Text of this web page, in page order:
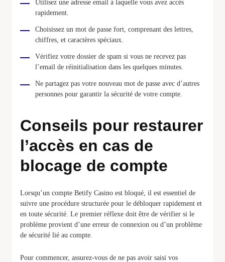
Utilisez une adresse email à laquelle vous avez accès
rapidement.
Choisissez un mot de passe fort, comprenant des lettres,
chiffres, et caractères spéciaux.
Vérifiez votre dossier de spam si vous ne recevez pas
l’email de réinitialisation dans les quelques minutes.
Ne partagez pas votre nouveau mot de passe avec d’autres
personnes pour garantir la sécurité de votre compte.
Conseils pour restaurer
l’accès en cas de
blocage de compte
Lorsqu’un compte Betify Casino est bloqué, il est essentiel de
suivre une procédure structurée pour le débloquer rapidement et
en toute sécurité. Le premier réflexe doit être de vérifier si le
problème provient d’une erreur de connexion ou d’un problème
de sécurité lié au compte.
Pour commencer, assurez-vous de ne pas avoir saisi vos